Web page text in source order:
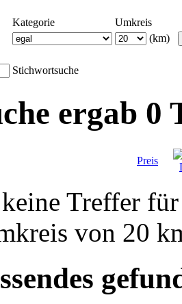
Kategorie
Umkreis
(km)
Stichwortsuche
ergab 0
Preis
Treffer
von 20